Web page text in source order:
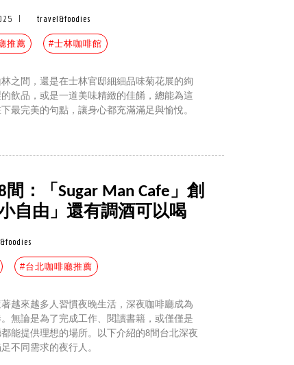
travel&foodies
推薦 #士林咖啡館
之間，還是在士林官邸細細品味菊花展的絢
飲品，或是一道美味精緻的佳餚，總能為這
最完美的句點，讓身心都充滿滿足與愉悅。
：「Sugar Man Cafe」創
自由」還有調酒可以喝
#台北咖啡廳推薦
越來越多人習慣夜晚生活，深夜咖啡廳成為
無論是為了完成工作、閱讀書籍，或僅僅是
能提供理想的場所。以下介紹的8間台北深夜
不同需求的夜行人。